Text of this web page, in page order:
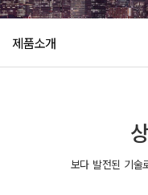
제품소개
보다 발전된 기술